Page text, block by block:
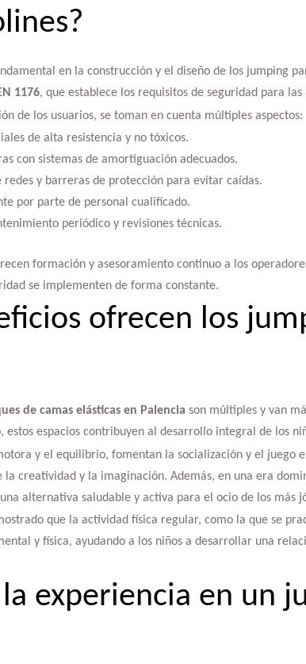
en la construcción y el diseño de los jumping
1176, que establece los requisitos de seguridad para
de los usuarios, se toman en cuenta múltiples aspectos:
de alta resistencia y no tóxicos.
con sistemas de amortiguación adecuados.
redes y barreras de protección para evitar caídas.
por parte de personal cualificado.
periódico y revisiones técnicas.
formación y asesoramiento continuo a los
se implementen de forma constante.
ofrecen los
de camas elásticas en Palencia son múltiples y van
espacios contribuyen al desarrollo integral de los
y el equilibrio, fomentan la socialización y el juego
creatividad y la imaginación. Además, en una era
alternativa saludable y activa para el ocio de los más
que la actividad física regular, como la que se
y física, ayudando a los niños a desarrollar una
la experiencia en un